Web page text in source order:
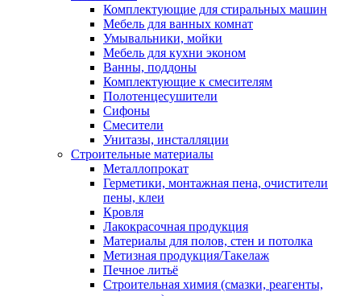
Комплектующие для стиральных машин
Мебель для ванных комнат
Умывальники, мойки
Мебель для кухни эконом
Ванны, поддоны
Комплектующие к смесителям
Полотенцесушители
Сифоны
Смесители
Унитазы, инсталляции
Строительные материалы
Металлопрокат
Герметики, монтажная пена, очистители
пены, клеи
Кровля
Лакокрасочная продукция
Материалы для полов, стен и потолка
Метизная продукция/Такелаж
Печное литьё
Строительная химия (смазки, реагенты,